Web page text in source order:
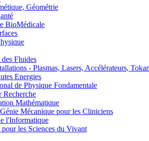
Géométrie
BioMédicale
Fluides
- Plasmas, Lasers, Accélérateurs,
Energies
de Physique Fondamentale
Mathématique
Mécanique pour les Cliniciens
l'Informatique
les Sciences du Vivant